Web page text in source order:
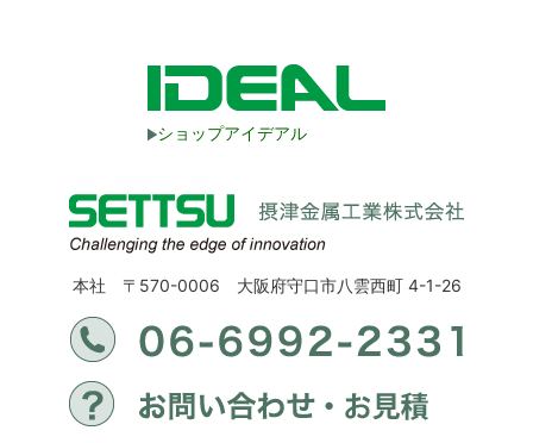
ショップアイデアル
本社 〒570-0006 大阪府守口市八雲西町 4-1-26